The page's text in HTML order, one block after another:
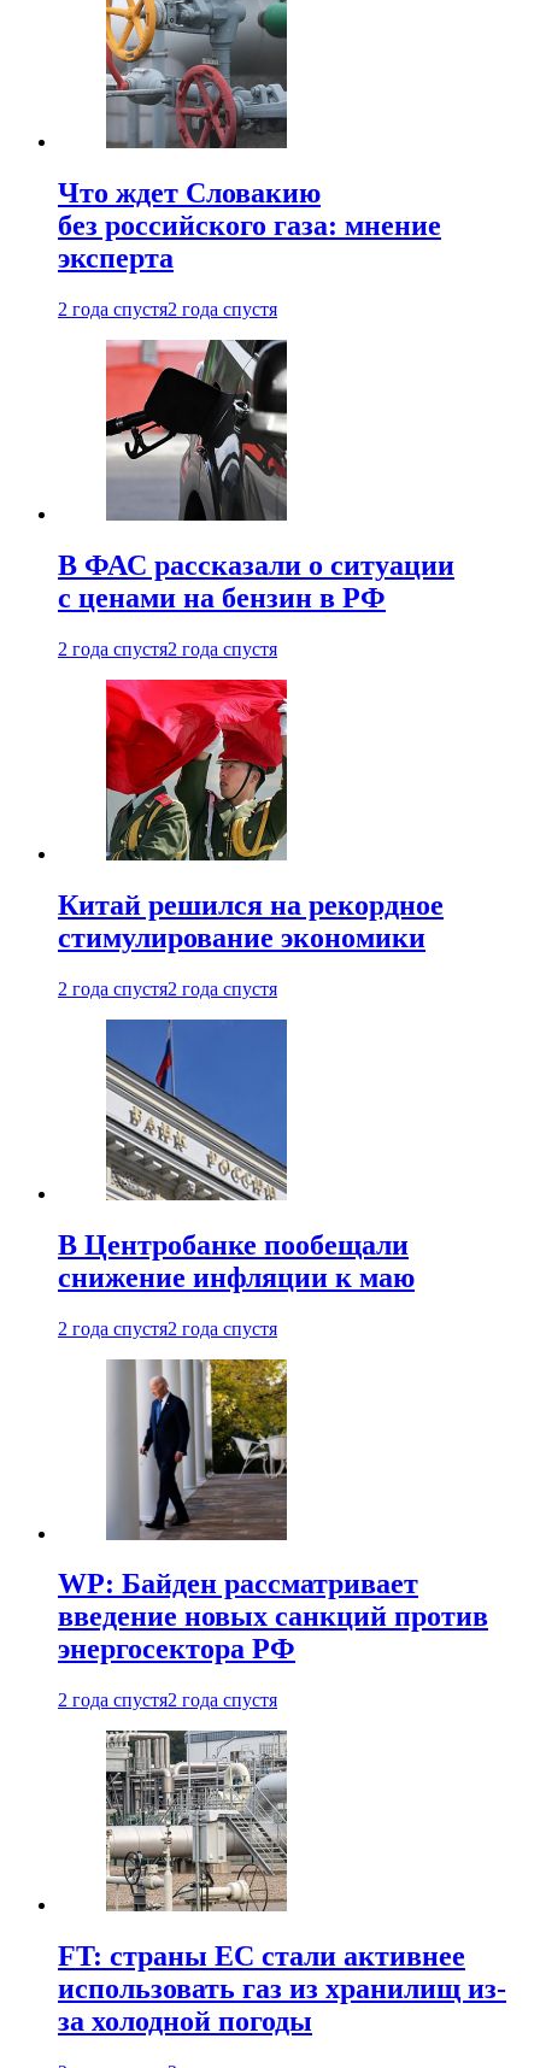
Что ждет Словакию
без российского газа: мнение
эксперта
2 года спустя2 года спустя
В ФАС рассказали о ситуации
с ценами на бензин в РФ
2 года спустя2 года спустя
Китай решился на рекордное
стимулирование экономики
2 года спустя2 года спустя
В Центробанке пообещали
снижение инфляции к маю
2 года спустя2 года спустя
WP: Байден рассматривает
введение новых санкций против
энергосектора РФ
2 года спустя2 года спустя
FT: страны ЕС стали активнее
использовать газ из хранилищ из-
за холодной погоды